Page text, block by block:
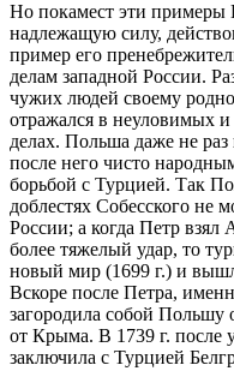
Но покамест эти примеры
надлежащую силу,
пример его
делам западной России.
чужих людей своему
отражался в неуловимых
делах. Польша даже не
после него чисто
борьбой с Турцией. Так
доблестях Собесского не
России; а когда Петр взял
более тяжелый удар, то
новый мир (1699 г.) и
Вскоре после Петра,
загородила собой Польшу
от Крыма. В 1739 г. после
заключила с Турцией